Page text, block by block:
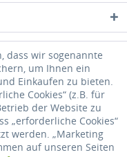
Versandkosten, wenn nicht
Zahlung
dass wir sogenannte
um Ihnen ein
Einkaufen zu bieten.
Cookies“ (z.B. für
der Website zu
„erforderliche Cookies“
werden. „Marketing
auf unseren Seiten